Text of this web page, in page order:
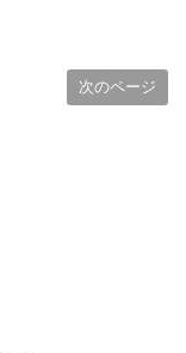
次のページ